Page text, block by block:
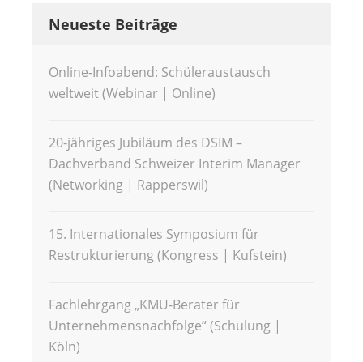
Neueste Beiträge
Online-Infoabend: Schüleraustausch
weltweit (Webinar | Online)
20-jähriges Jubiläum des DSIM –
Dachverband Schweizer Interim Manager
(Networking | Rapperswil)
15. Internationales Symposium für
Restrukturierung (Kongress | Kufstein)
Fachlehrgang „KMU-Berater für
Unternehmensnachfolge“ (Schulung |
Köln)